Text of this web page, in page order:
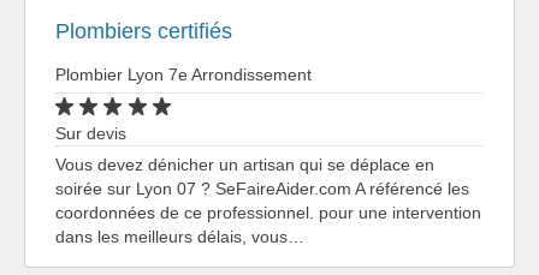
Plombiers certifiés
Plombier Lyon 7e Arrondissement
Sur devis
Vous devez dénicher un artisan qui se déplace en
soirée sur Lyon 07 ? SeFaireAider.com A référencé les
coordonnées de ce professionnel. pour une intervention
dans les meilleurs délais, vous…